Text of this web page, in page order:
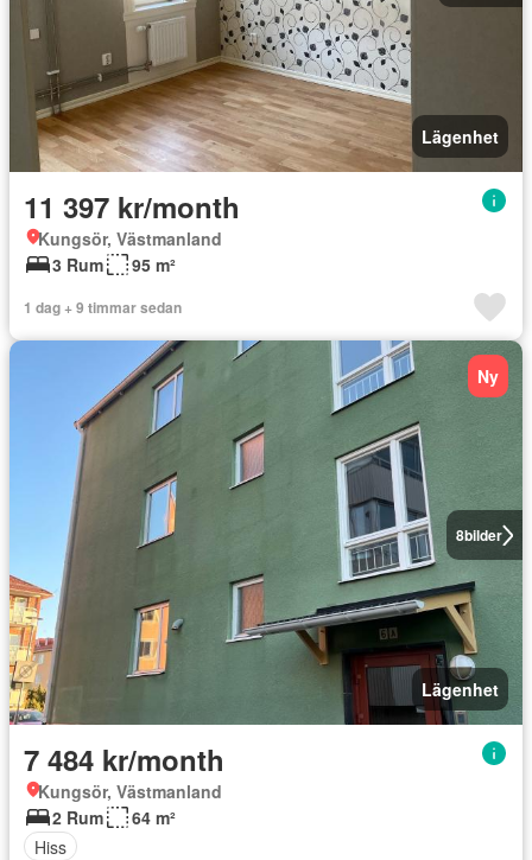
Lägenhet
11 397 kr/month
Kungsör, Västmanland
3 Rum
95 m²
1 dag + 9 timmar sedan
8bilder
Ny
Lägenhet
7 484 kr/month
Kungsör, Västmanland
2 Rum
64 m²
Hiss